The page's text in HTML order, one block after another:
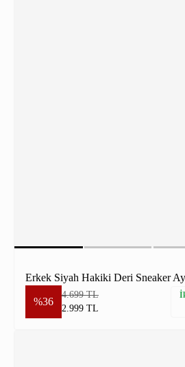
Erkek Siyah Hakiki Deri Sneaker
%36
4.699 TL
2.999 TL